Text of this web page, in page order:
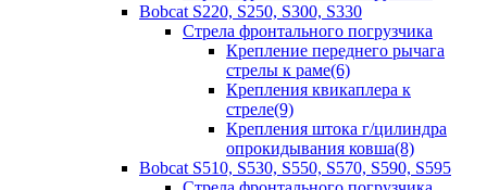
Bobcat S220, S250, S300, S330
Стрела фронтального погрузчика
Крепление переднего рычага
стрелы к раме(6)
Крепления квикаплера к
стреле(9)
Крепления штока г/цилиндра
опрокидывания ковша(8)
Bobcat S510, S530, S550, S570, S590, S595